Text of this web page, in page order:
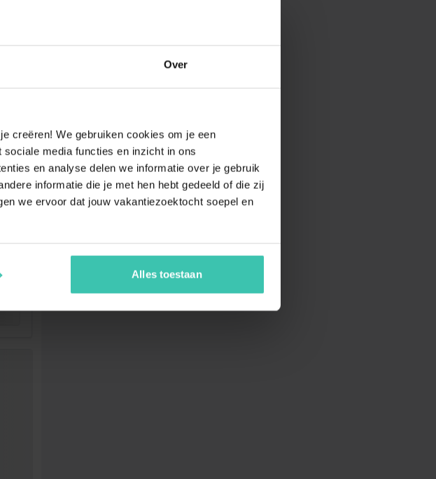
Over
creëren! We gebruiken cookies om je een
media functies en inzicht in ons
en analyse delen we informatie over je gebruik
informatie die je met hen hebt gedeeld of die zij
we ervoor dat jouw vakantiezoektocht soepel en
Alles toestaan